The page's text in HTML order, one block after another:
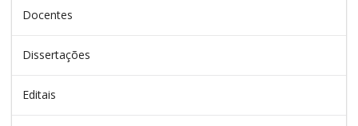
Docentes
Dissertações
Editais